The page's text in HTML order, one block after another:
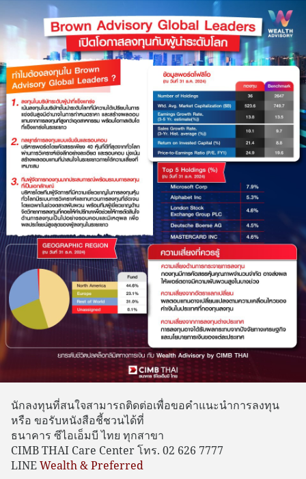
นักลงทุนที่สนใจสามารถติดต่อเพื่อขอคำแนะนำการลงทุน
หรือ ขอรับหนังสือชี้ชวนได้ที่
ธนาคาร ซีไอเอ็มบี ไทย ทุกสาขา
CIMB THAI Care Center โทร. 02 626 7777
LINEWealth & Preferred